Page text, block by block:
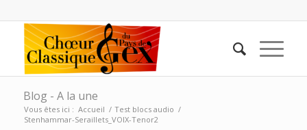
Blog - A la une
Vous êtes ici : Accueil / Test blocs audio /
Stenhammar-Seraillets_VOIX-Tenor2